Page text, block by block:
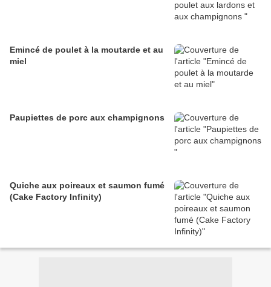
Emincé de poulet à la moutarde et au
miel
Paupiettes de porc aux champignons
Quiche aux poireaux et saumon fumé
(Cake Factory Infinity)